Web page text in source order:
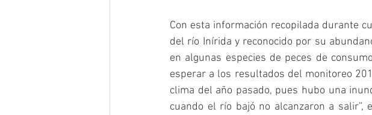
Con esta información recopilada durante
del río Inírida y reconocido por su
en algunas especies de peces de
esperar a los resultados del monitoreo
clima del año pasado, pues hubo una
cuando el río bajó no alcanzaron a salir”,